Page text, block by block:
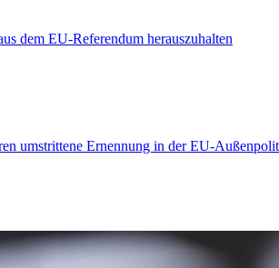
dem EU-Referendum herauszuhalten
umstrittene Ernennung in der EU-